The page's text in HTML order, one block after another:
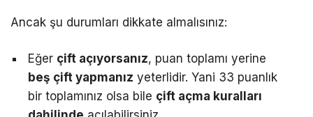
Ancak şu durumları dikkate almalısınız:
Eğer çift açıyorsanız, puan toplamı yerine
beş çift yapmanız yeterlidir. Yani 33 puanlık
bir toplamınız olsa bile çift açma kuralları